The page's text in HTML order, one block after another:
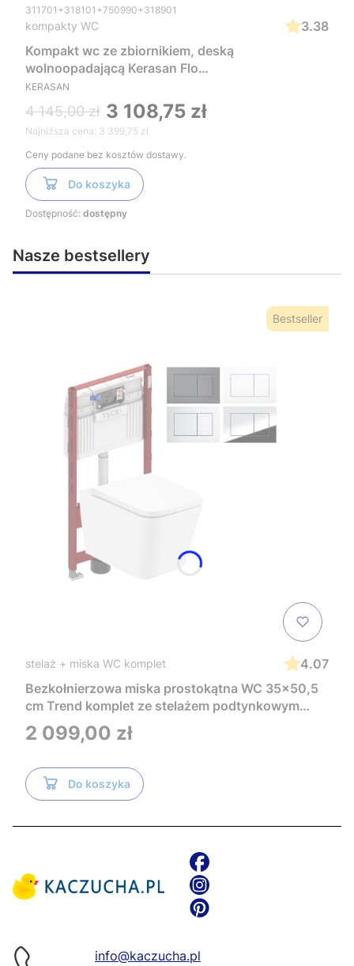
311701+318101+750990+318901
kompakty WC
3.38
Kompakt wc ze zbiornikiem, deską
wolnoopadającą Kerasan Flo
311701+318101+750990+318901
KERASAN
4 145,00 zł 3 108,75 zł
Najniższa cena: 3 399,75 zł
Ceny podane bez kosztów dostawy.
Do koszyka
Dostępność: dostępny
Nasze bestsellery
Bestseller
stelaż + miska WC komplet
4.07
Bezkołnierzowa miska prostokątna WC 35x50,5
cm Trend komplet ze stelażem podtynkowym
Tece i czarnym przyciskiem TeceNow
TR2216+Tece
Cena
2 099,00 zł
Do koszyka
info@kaczucha.pl